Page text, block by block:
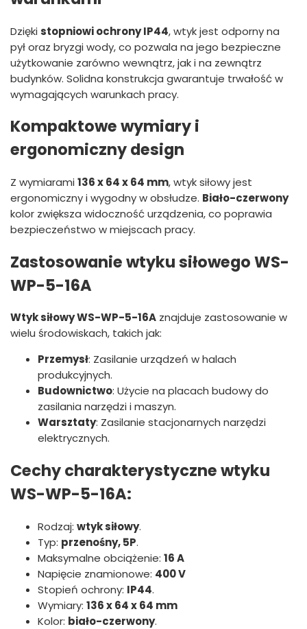
Dzięki stopniowi ochrony IP44, wtyk jest odporny na
pył oraz bryzgi wody, co pozwala na jego bezpieczne
użytkowanie zarówno wewnątrz, jak i na zewnątrz
budynków. Solidna konstrukcja gwarantuje trwałość w
wymagających warunkach pracy.
Kompaktowe wymiary i
ergonomiczny design
Z wymiarami 136 x 64 x 64 mm, wtyk siłowy jest
ergonomiczny i wygodny w obsłudze. Biało-czerwony
kolor zwiększa widoczność urządzenia, co poprawia
bezpieczeństwo w miejscach pracy.
Zastosowanie wtyku siłowego WS-
WP-5-16A
Wtyk siłowy WS-WP-5-16A znajduje zastosowanie w
wielu środowiskach, takich jak:
Przemysł: Zasilanie urządzeń w halach
produkcyjnych.
Budownictwo: Użycie na placach budowy do
zasilania narzędzi i maszyn.
Warsztaty: Zasilanie stacjonarnych narzędzi
elektrycznych.
Cechy charakterystyczne wtyku
WS-WP-5-16A:
Rodzaj: wtyk siłowy.
Typ: przenośny, 5P.
Maksymalne obciążenie: 16 A
Napięcie znamionowe: 400 V
Stopień ochrony: IP44.
Wymiary: 136 x 64 x 64 mm
Kolor: biało-czerwony.